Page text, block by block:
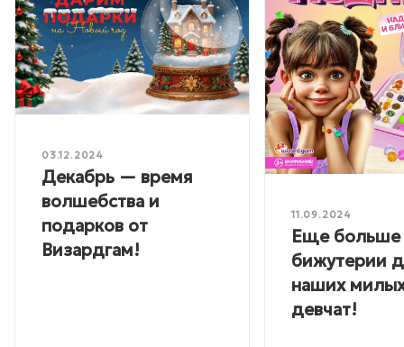
03.12.2024
Декабрь — время
волшебства и
подарков от
Визардгам!
11.09.2024
Еще больше
бижутерии
наших
девчат!